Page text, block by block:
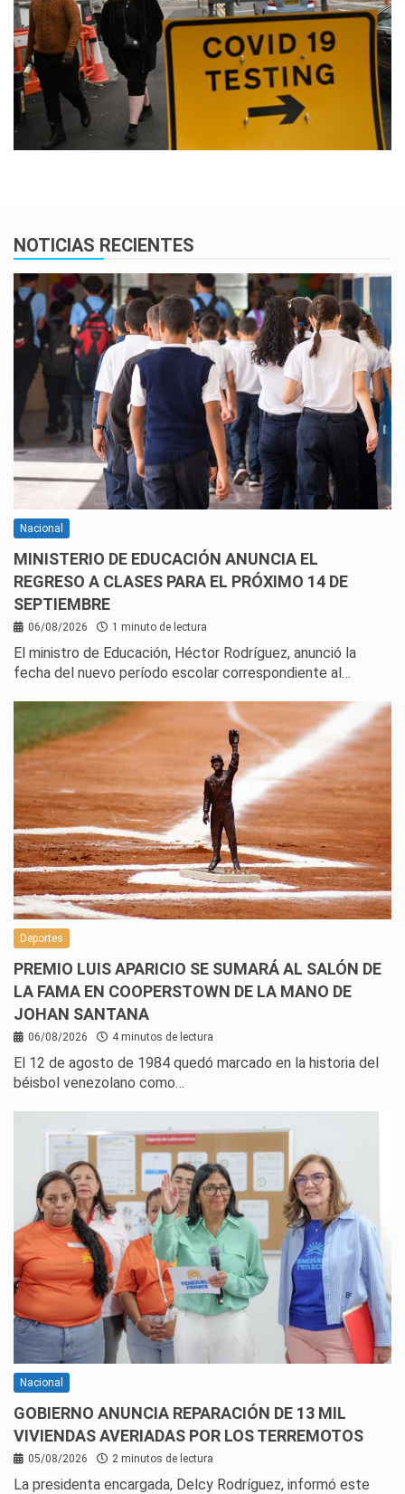
NOTICIAS RECIENTES
Nacional
MINISTERIO DE EDUCACIÓN ANUNCIA EL
REGRESO A CLASES PARA EL PRÓXIMO 14 DE
SEPTIEMBRE
06/08/2026 1 minuto de lectura
El ministro de Educación, Héctor Rodríguez, anunció la
fecha del nuevo período escolar correspondiente al…
Deportes
PREMIO LUIS APARICIO SE SUMARÁ AL SALÓN DE
LA FAMA EN COOPERSTOWN DE LA MANO DE
JOHAN SANTANA
06/08/2026 4 minutos de lectura
El 12 de agosto de 1984 quedó marcado en la historia del
béisbol venezolano como…
Nacional
GOBIERNO ANUNCIA REPARACIÓN DE 13 MIL
VIVIENDAS AVERIADAS POR LOS TERREMOTOS
05/08/2026 2 minutos de lectura
La presidenta encargada, Delcy Rodríguez, informó este